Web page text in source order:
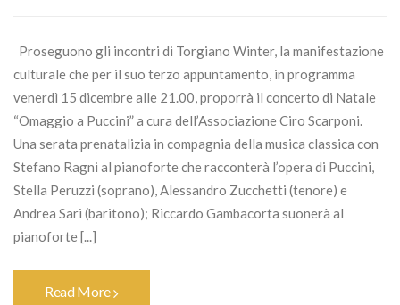
Proseguono gli incontri di Torgiano Winter, la manifestazione
culturale che per il suo terzo appuntamento, in programma
venerdì 15 dicembre alle 21.00, proporrà il concerto di Natale
“Omaggio a Puccini” a cura dell’Associazione Ciro Scarponi.
Una serata prenatalizia in compagnia della musica classica con
Stefano Ragni al pianoforte che racconterà l’opera di Puccini,
Stella Peruzzi (soprano), Alessandro Zucchetti (tenore) e
Andrea Sari (baritono); Riccardo Gambacorta suonerà al
pianoforte [...]
Read More